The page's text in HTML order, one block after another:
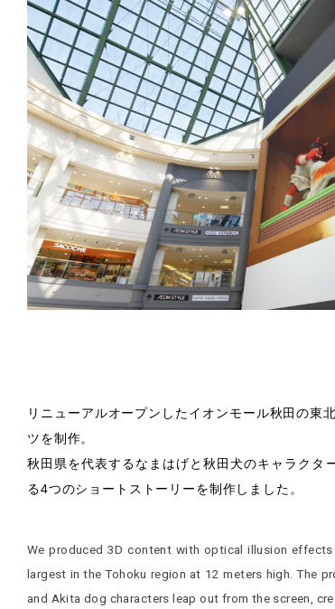
リニューアルオープンしたイオンモール秋田の東
ツを制作。
秋田県を代表するなまはげと秋田犬のキャラクタ
る4つのショートストーリーを制作しました。
We produced 3D content with optical illusion
largest in the Tohoku region at 12 meters high. The
and Akita dog characters leap out from the screen,